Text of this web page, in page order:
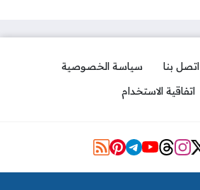
اتصل بنا
سياسة الخصوصية
اتفاقية الاستخدام
Social Links